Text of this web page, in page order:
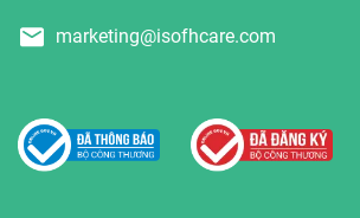
marketing@isofhcare.com